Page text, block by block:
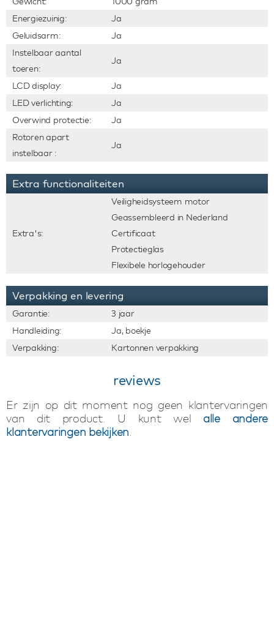
Energiezuinig:
Ja
Geluidsarm:
Ja
Instelbaar aantal
toeren:
Ja
LCD display:
Ja
LED verlichting:
Ja
Overwind protectie:
Ja
Rotoren apart
instelbaar :
Ja
Extra functionaliteiten
Extra's:
Veiligheidsysteem motor
Geassembleerd in Nederland
Certificaat
Protectieglas
Flexibele horlogehouder
Verpakking en levering
Garantie:
3 jaar
Handleiding:
Ja, boekje
Verpakking:
Kartonnen verpakking
reviews
Er zijn op dit moment nog geen klantervaringen
van dit product. U kunt wel alle andere
klantervaringen bekijken.